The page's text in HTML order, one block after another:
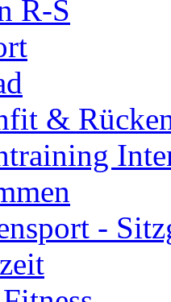
R-S
&
-